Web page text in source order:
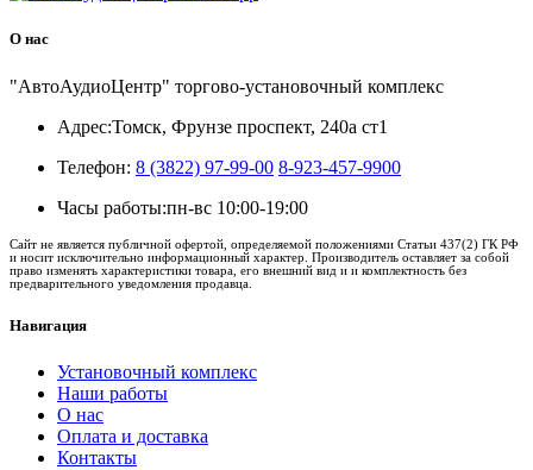
О нас
"АвтоАудиоЦентр" торгово-установочный комплекс
Адрес:Томск, Фрунзе проспект, 240а ст1
Телефон: 8 (3822) 97-99-00 8-923-457-9900
Часы работы:пн-вс 10:00-19:00
Сайт не является публичной офертой, определяемой положениями Статьи 437(2) ГК РФ
и носит исключительно информационный характер. Производитель оставляет за собой
право изменять характеристики товара, его внешний вид и и комплектность без
предварительного уведомления продавца.
Навигация
Установочный комплекс
Наши работы
О нас
Оплата и доставка
Контакты